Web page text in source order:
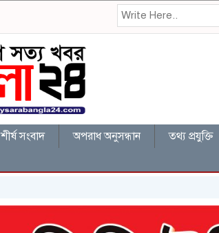
শীর্ষ সংবাদ অপরাধ অনুসন্ধান তথ্য প্রযুক্তি